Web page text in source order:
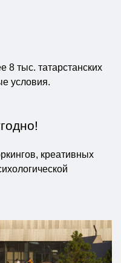
8 тыс. татарстанских
условия.
креативных